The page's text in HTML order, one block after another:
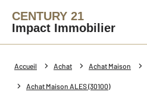
CENTURY 21
Impact Immobilier
Accueil Achat Achat Maison
Achat Maison ALES (30100)